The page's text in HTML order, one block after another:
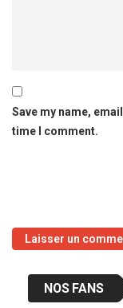
Save my name,
time I comment.
NOS FANS